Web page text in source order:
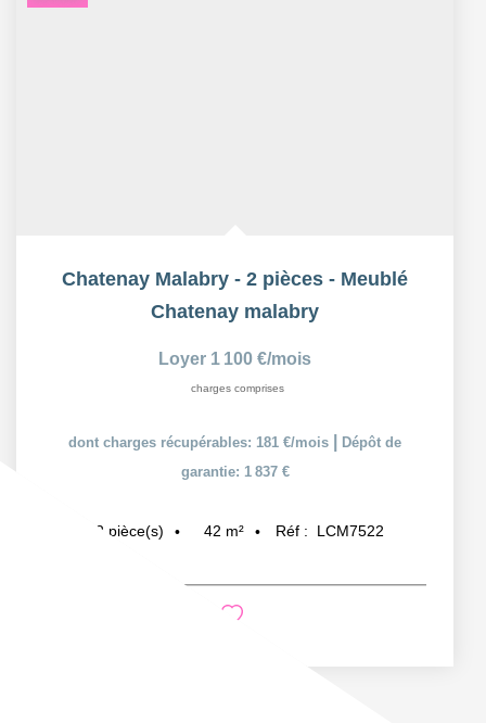
Chatenay Malabry - 2 pièces - Meublé
Chatenay malabry
Loyer 1 100 €/mois
charges comprises
dont charges récupérables: 181 €/mois
Dépôt de
garantie: 1 837 €
2 pièce(s) 42 m² Réf : LCM7522